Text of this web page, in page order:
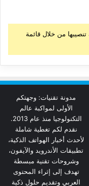
من خلال قائمة
مدونة تقنيات: وجهتكم
الأولى لمواكبة عالم
التكنولوجيا منذ عام 2013.
نقدم لكم تغطية شاملة
لأحدث أخبار الهواتف الذكية،
تطبيقات الأندرويد والآيفون،
وشروحات تقنية مبسطة
تهدف إلى إثراء المحتوى
العربي وتقديم حلول ذكية